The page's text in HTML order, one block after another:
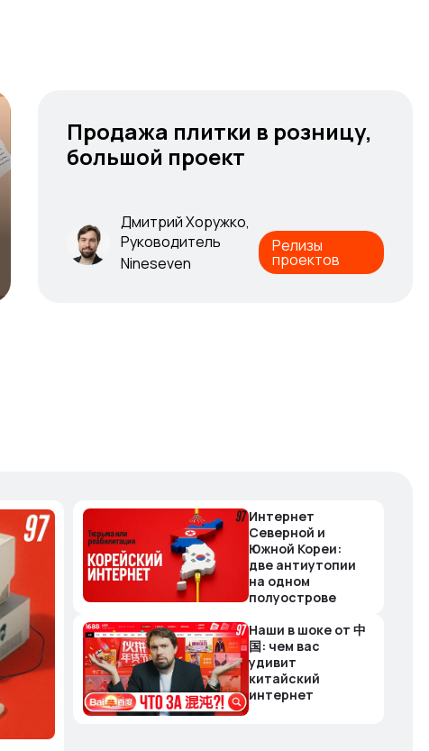
Продажа плитки в розницу,
большой проект
Дмитрий Хоружко,
Руководитель
Nineseven
Релизы
проектов
Продажа плитки в розницу,
большой проект
Руководитель
Nineseven
Релизы
проектов
Интернет
Северной и
Южной Кореи:
две антиутопии
на одном
полуострове
Наши в шоке от 中
国: чем вас
удивит
китайский
интернет